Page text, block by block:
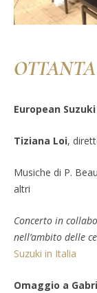
European
Tiziana Loi,
Musiche di P.
altri
Concerto in
nell’ambito delle
Suzuki in Italia
Omaggio a